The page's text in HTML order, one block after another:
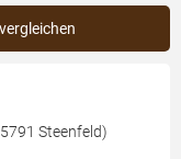
Steenfeld)